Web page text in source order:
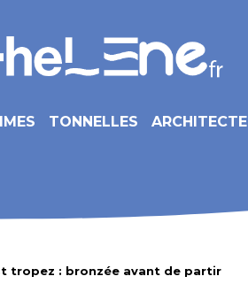
TONNELLES ARCHITECTE
tropez : bronzée avant de partir